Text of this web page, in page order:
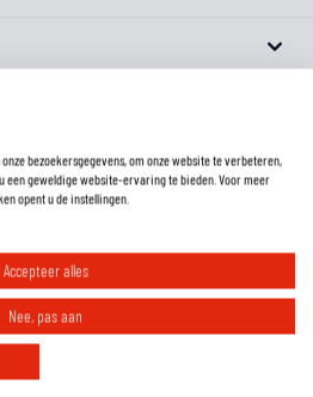
rundleer en kangoeroeleer?
ik moet hebben?
bezoekersgegevens, om onze website te verbeteren,
een geweldige website-ervaring te bieden. Voor meer
opent u de instellingen.
Accepteer alles
Nee, pas aan